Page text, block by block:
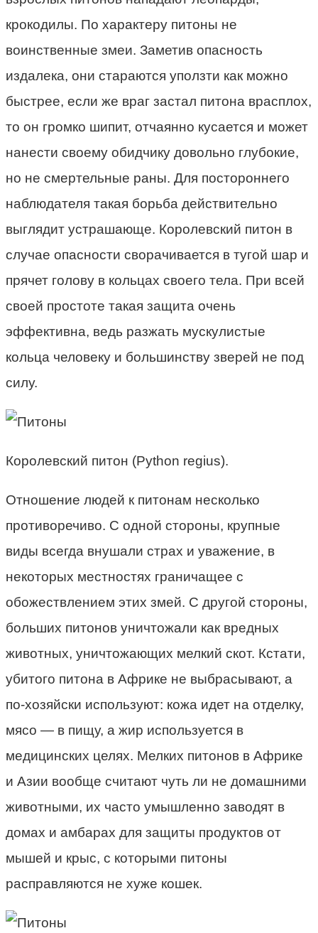
крокодилы. По характеру питоны не
воинственные змеи. Заметив опасность
издалека, они стараются уползти как можно
быстрее, если же враг застал питона врасплох,
то он громко шипит, отчаянно кусается и может
нанести своему обидчику довольно глубокие,
но не смертельные раны. Для постороннего
наблюдателя такая борьба действительно
выглядит устрашающе. Королевский питон в
случае опасности сворачивается в тугой шар и
прячет голову в кольцах своего тела. При всей
своей простоте такая защита очень
эффективна, ведь разжать мускулистые
кольца человеку и большинству зверей не под
силу.
Королевский питон (Python regius).
Отношение людей к питонам несколько
противоречиво. С одной стороны, крупные
виды всегда внушали страх и уважение, в
некоторых местностях граничащее с
обожествлением этих змей. С другой стороны,
больших питонов уничтожали как вредных
животных, уничтожающих мелкий скот. Кстати,
убитого питона в Африке не выбрасывают, а
по-хозяйски используют: кожа идет на отделку,
мясо — в пищу, а жир используется в
медицинских целях. Мелких питонов в Африке
и Азии вообще считают чуть ли не домашними
животными, их часто умышленно заводят в
домах и амбарах для защиты продуктов от
мышей и крыс, с которыми питоны
расправляются не хуже кошек.